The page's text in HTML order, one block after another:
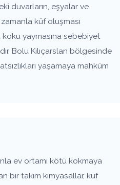
duvarların, eşyalar ve
küf oluşması
koku yaymasına sebebiyet
Bolu Kılıçarslan bölgesinde
yaşamaya mahkûm
ev ortamı kötü kokmaya
bir takım kimyasallar, küf